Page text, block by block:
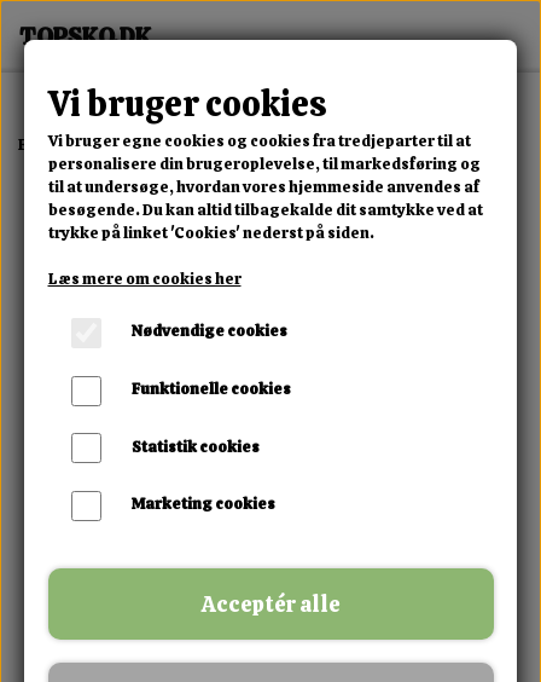
Forside Dame Alle Damesko Velmora Rise Sneaker
Vi bruger cookies
Vi bruger egne cookies og cookies fra tredjeparter til at
personalisere din brugeroplevelse, til markedsføring og
til at undersøge, hvordan vores hjemmeside anvendes af
besøgende. Du kan altid tilbagekalde dit samtykke ved at
trykke på linket 'Cookies' nederst på siden.
Læs mere om cookies her
Nødvendige cookies
Funktionelle cookies
Statistik cookies
Marketing cookies
Acceptér alle